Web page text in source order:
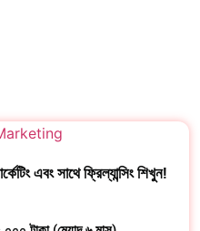
এবং সাথে ফ্রিল্যান্সিং শিখুন!